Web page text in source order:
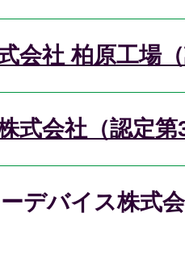
会社 柏原工場
式会社（認定第
デバイス株式